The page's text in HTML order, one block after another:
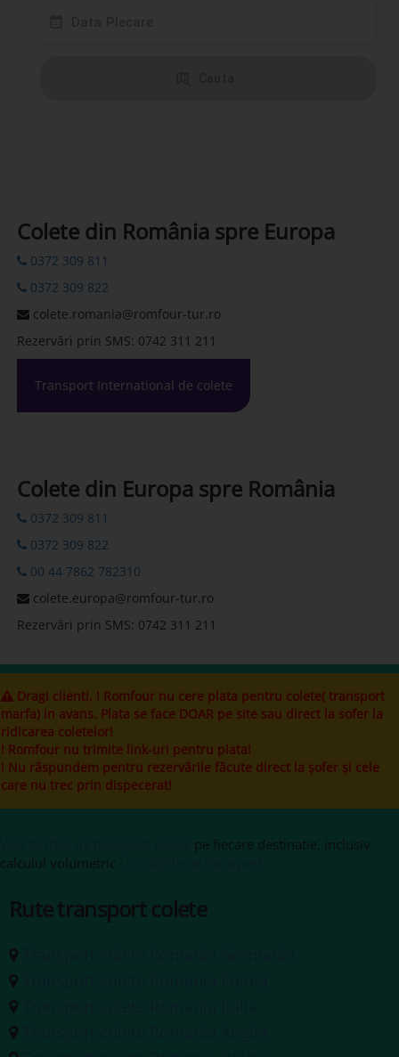
Colete din România spre Europa
0372 309 811
0372 309 822
colete.romania@romfour-tur.ro
Rezervări prin SMS: 0742 311 211
Transport International de colete
Colete din Europa spre România
0372 309 811
0372 309 822
00 44 7862 782310
colete.europa@romfour-tur.ro
Rezervări prin SMS: 0742 311 211
Dragi clienti, ! Romfour nu cere plata pentru colete( transport
marfa) in avans. Plata se face DOAR pe site sau direct la sofer la
ridicarea coletelor!
! Romfour nu trimite link-uri pentru plata!
! Nu răspundem pentru rezervările făcute direct la șofer și cele
care nu trec prin dispecerat!
pe fiecare destinație, inclusiv
calculul volumetric ·
Rute transport colete